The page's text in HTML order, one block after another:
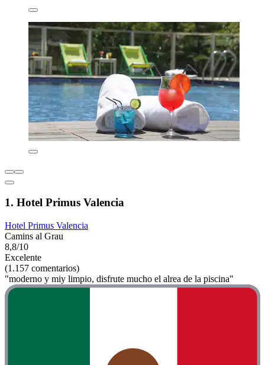
1. Hotel Primus Valencia
Hotel Primus Valencia
Camins al Grau
8,8/10
Excelente
(1.157 comentarios)
"moderno y miy limpio, disfrute mucho el alrea de la piscina"